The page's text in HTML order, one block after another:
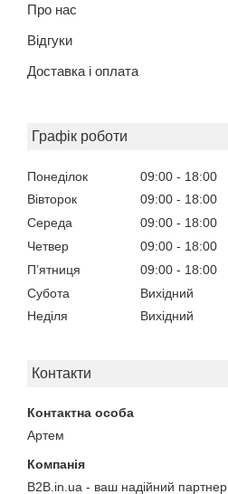
Про нас
Відгуки
Доставка і оплата
Графік роботи
Понеділок 09:00
18:00
Вівторок
09:00
18:00
Середа
09:00
18:00
Четвер
09:00
18:00
Пʼятниця
09:00
18:00
Субота
Вихідний
Неділя
Вихідний
Контакти
Артем
B2B.in.ua - ваш надійний партнер